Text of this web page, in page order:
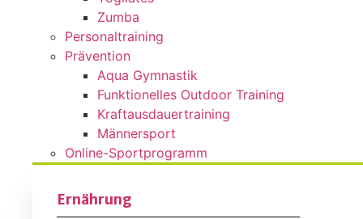
Zumba
Personaltraining
Prävention
Aqua Gymnastik
Funktionelles Outdoor Training
Kraftausdauertraining
Männersport
Online-Sportprogramm
Ernährung